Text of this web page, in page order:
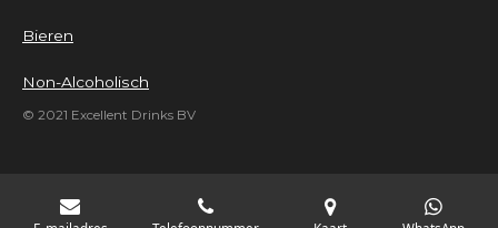
Bieren
Non-Alcoholisch
© 2021 Excellent Drinks BV